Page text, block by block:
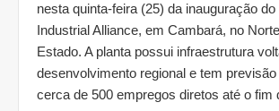
nesta quinta-feira (25) da inauguração
Industrial Alliance, em Cambará, no
Estado. A planta possui infraestrutura
desenvolvimento regional e tem
cerca de 500 empregos diretos até o fim